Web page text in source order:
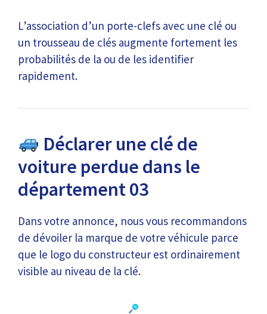
L’association d’un porte-clefs avec une clé ou
un trousseau de clés augmente fortement les
probabilités de la ou de les identifier
rapidement.
Déclarer une clé de
voiture perdue dans le
département 03
Dans votre annonce, nous vous recommandons
de dévoiler la marque de votre véhicule parce
que le logo du constructeur est ordinairement
visible au niveau de la clé.